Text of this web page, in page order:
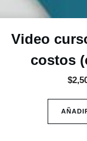
Video
costos
$